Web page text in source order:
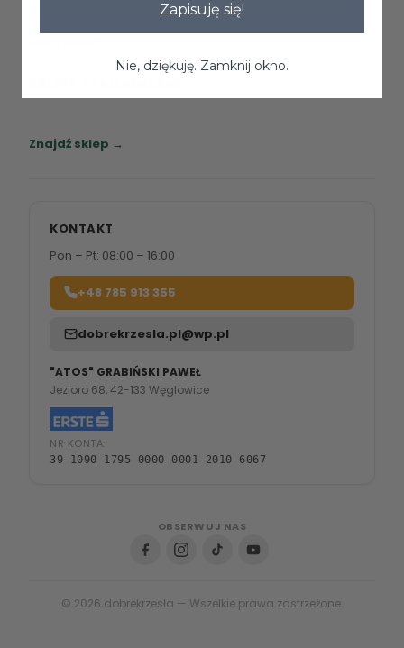
Śledzenie zamówienia
Znajdź sklep →
KONTAKT
Pon – Pt: 08:00 – 16:00
+48 785 913 355
dobrekrzesla.pl@wp.pl
"ATOS" GRABIŃSKI PAWEŁ
Jezioro 68, 42-133 Węglowice
NR KONTA:
39 1090 1795 0000 0001 2010 6067
OBSERWUJ NAS
© 2026 dobrekrzesła — Wszelkie prawa zastrzeżone.
Zapisuję się!
Nie, dziękuję. Zamknij okno.